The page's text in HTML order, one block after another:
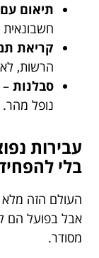
תיאום
חשבונאית
קריאת
הרשות,
סבלנות –
נופל מהר.
עבירות
בלי
העולם הזה מלא
אבל בפועל הם
מסודר.